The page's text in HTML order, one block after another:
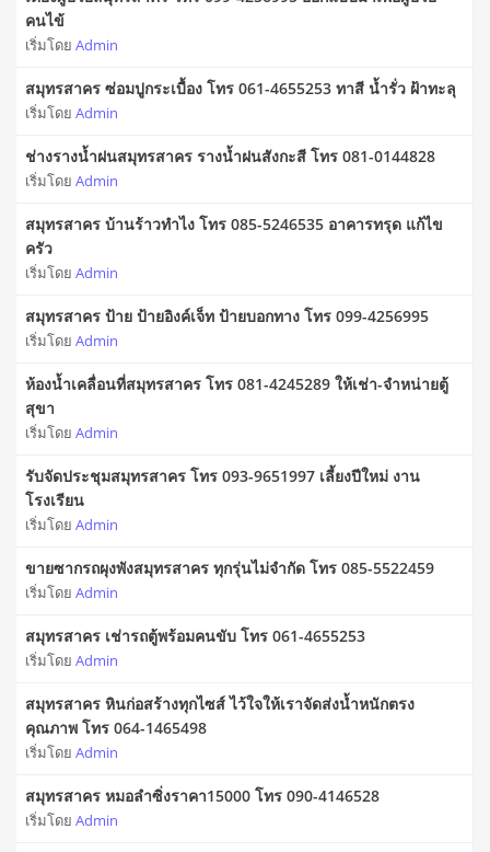
คนไข้
เริ่มโดย Admin
สมุทรสาคร ซ่อมปูกระเบื้อง โทร 061-4655253 ทาสี น้ำรั่ว ฝ้าทะลุ
เริ่มโดย Admin
ช่างรางน้ำฝนสมุทรสาคร รางน้ำฝนสังกะสี โทร 081-0144828
เริ่มโดย Admin
สมุทรสาคร บ้านร้าวทําไง โทร 085-5246535 อาคารทรุด แก้ไข
ครัว
เริ่มโดย Admin
สมุทรสาคร ป้าย ป้ายอิงค์เจ็ท ป้ายบอกทาง โทร 099-4256995
เริ่มโดย Admin
ห้องน้ำเคลื่อนที่สมุทรสาคร โทร 081-4245289 ให้เช่า-จำหน่ายตู้
สุขา
เริ่มโดย Admin
รับจัดประชุมสมุทรสาคร โทร 093-9651997 เลี้ยงปีใหม่ งาน
โรงเรียน
เริ่มโดย Admin
ขายซากรถผุงพังสมุทรสาคร ทุกรุ่นไม่จำกัด โทร 085-5522459
เริ่มโดย Admin
สมุทรสาคร เช่ารถตู้พร้อมคนขับ โทร 061-4655253
เริ่มโดย Admin
สมุทรสาคร หินก่อสร้างทุกไซส์ ไว้ใจให้เราจัดส่งน้ำหนักตรง
คุณภาพ โทร 064-1465498
เริ่มโดย Admin
สมุทรสาคร หมอลําซิ่งราคา15000 โทร 090-4146528
เริ่มโดย Admin